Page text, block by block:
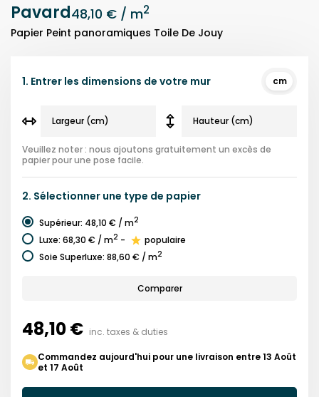
Pavard48,10 € / m2
Papier Peint panoramiques Toile De Jouy
1. Entrer les dimensions de votre mur cm
Veuillez noter : nous ajoutons gratuitement un excès de
papier pour une pose facile.
2. Sélectionner une type de papier
Supérieur: 48,10 € / m2
Luxe: 68,30 € / m2 -
populaire
Soie Superluxe: 88,60 € / m2
Comparer
48,10 € inc. taxes & duties
Commandez aujourd'hui pour une livraison entre 13 Août
et 17 Août